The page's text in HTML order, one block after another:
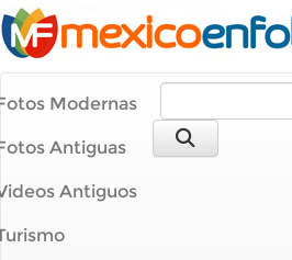
Modernas
Antiguas
Antiguos